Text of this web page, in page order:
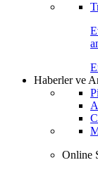
Haberler ve
Online